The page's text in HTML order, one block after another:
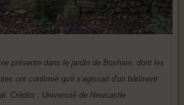
présente dans le jardin de Bosham, dont les
ont confirmé qu'il s'agissait d'un bâtiment
Crédits : Université de Newcastle